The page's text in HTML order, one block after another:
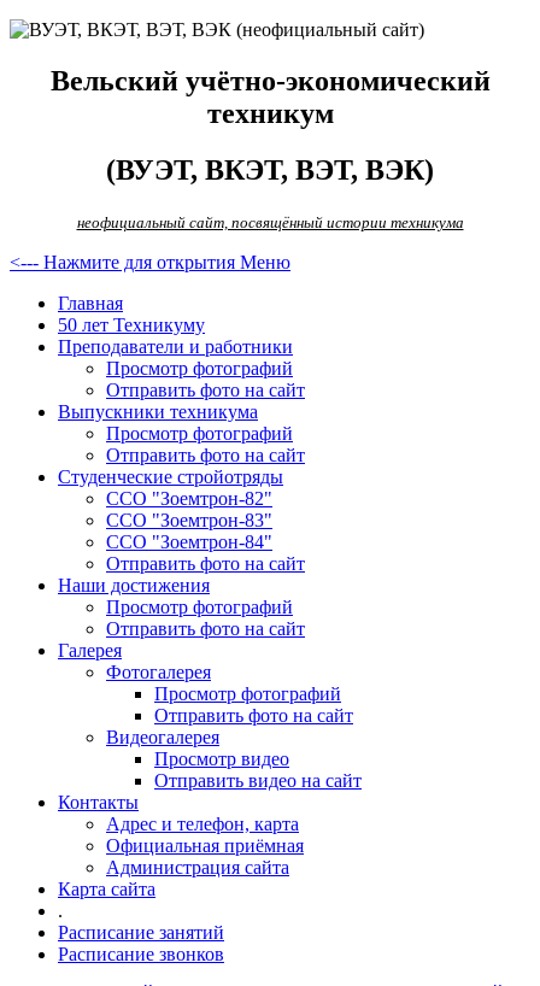
Вельский учётно-экономический
техникум
(ВУЭТ, ВКЭТ, ВЭТ, ВЭК)
неофициальный сайт, посвящённый истории техникума
<--- Нажмите для открытия Меню
Главная
50 лет Техникуму
Преподаватели и работники
Просмотр фотографий
Отправить фото на сайт
Выпускники техникума
Просмотр фотографий
Отправить фото на сайт
Студенческие стройотряды
ССО "Зоемтрон-82"
ССО "Зоемтрон-83"
ССО "Зоемтрон-84"
Отправить фото на сайт
Наши достижения
Просмотр фотографий
Отправить фото на сайт
Галерея
Фотогалерея
Просмотр фотографий
Отправить фото на сайт
Видеогалерея
Просмотр видео
Отправить видео на сайт
Контакты
Адрес и телефон, карта
Официальная приёмная
Администрация сайта
Карта сайта
.
Расписание занятий
Расписание звонков